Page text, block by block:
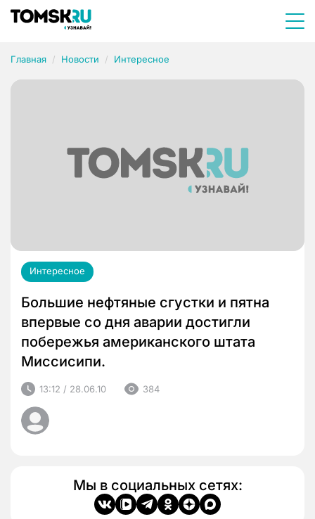
Главная Новости Интересное
Интересное
Большие нефтяные сгустки и пятна
впервые со дня аварии достигли
побережья американского штата
Миссисипи.
13:12 / 28.06.10 384
Мы в социальных сетях: